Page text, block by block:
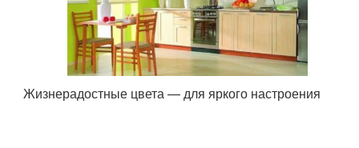
Жизнерадостные цвета — для яркого настроения